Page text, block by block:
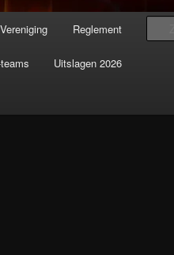
Vereniging Reglement
Uitslagen 2026